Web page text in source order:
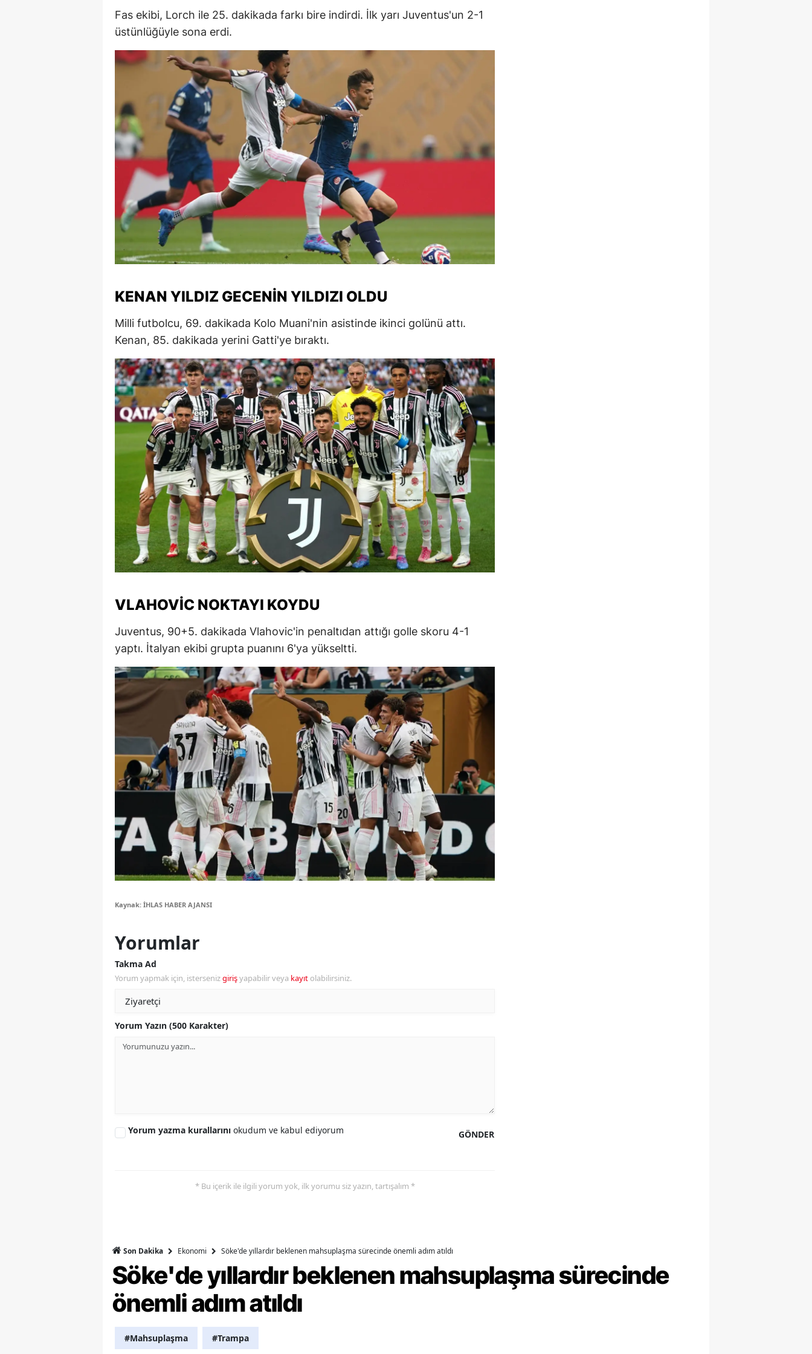
Mersin
İzmir
Kars
Kastamonu
Kayseri
Kırklareli
Kocaeli
Kütahya
Malatya
Kahramanmaraş
Mardin
Muğla
Muş
Nevşehir
Niğde
Ordu
Rize
Sakarya
Samsun
Sinop
Sivas
Tokat
Trabzon
Tunceli
Şanlıurfa
Uşak
Van
Yozgat
Zonguldak
Aksaray
Batman
Karabük
Osmaniye
Fas ekibi, Lorch ile 25. dakikada farkı bire indirdi. İlk yarı Juventus'un 2-1
üstünlüğüyle sona erdi.
KENAN YILDIZ GECENIN YILDIZI OLDU
Milli futbolcu, 69. dakikada Kolo Muani'nin asistinde ikinci golünü attı.
Kenan, 85. dakikada yerini Gatti'ye bıraktı.
VLAHOVIC NOKTAYI KOYDU
Juventus, 90+5. dakikada Vlahovic'in penaltıdan attığı golle skoru 4-1
yaptı. İtalyan ekibi grupta puanını 6'ya yükseltti.
Kaynak: İHLAS HABER AJANSI
Yorumlar
Takma Ad
Yorum yapmak için, istersenizgirişyapabilir veya kayıt olabilirsiniz.
Yorum Yazın (500 Karakter)
GÖNDER
Yorum yazma kurallarını okudum ve kabul ediyorum
* Bu içerik ile ilgili yorum yok, ilk yorumu siz yazın, tartışalım *
Son Dakika Ekonomi Söke'de yıllardır beklenen mahsuplaşma sürecinde önemli adım atıldı
Söke'de yıllardır beklenen mahsuplaşma sürecinde
önemli adım atıldı
#Mahsuplaşma #Trampa